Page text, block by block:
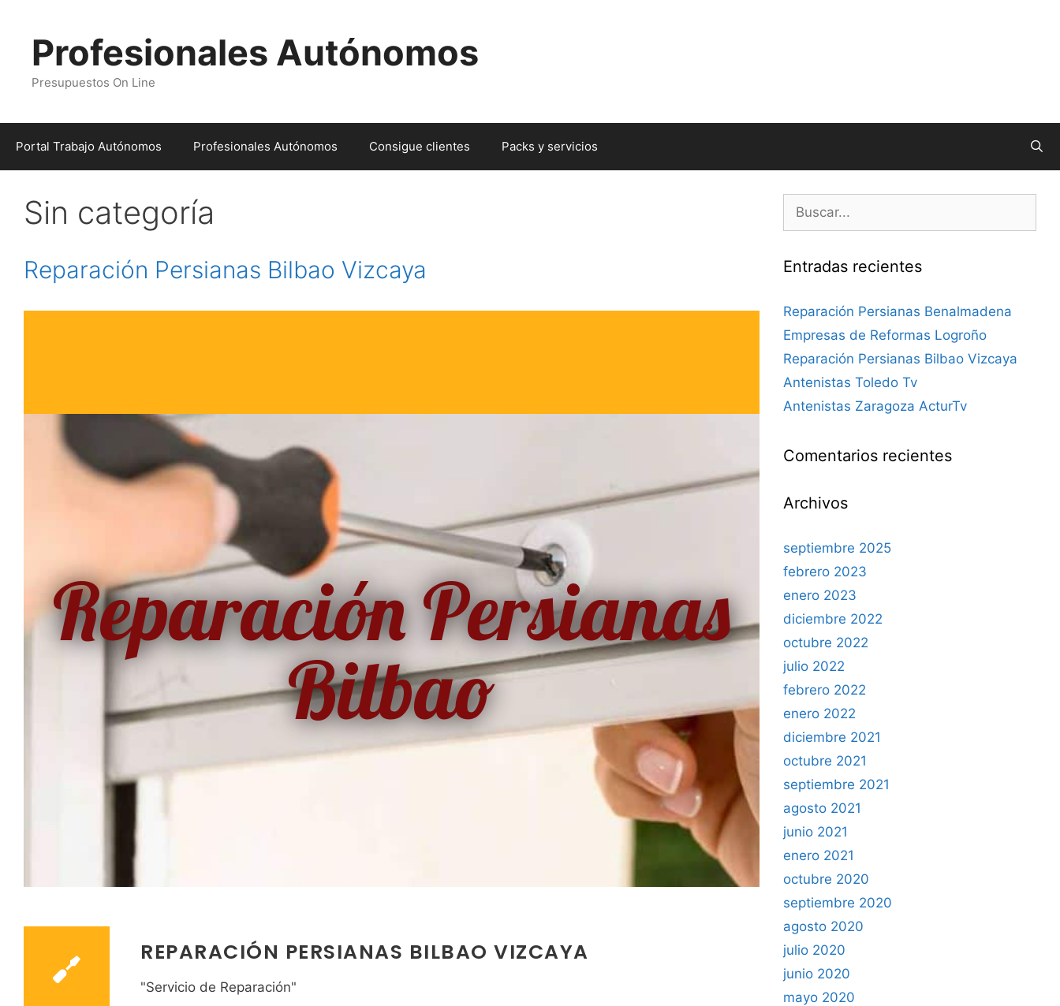
Profesionales Autónomos
Presupuestos On Line
Portal Trabajo Autónomos Profesionales Autónomos Consigue clientes Packs y servicios
Sin categoría
Reparación Persianas Bilbao Vizcaya
Reparación Persianas
Bilbao
REPARACIÓN PERSIANAS BILBAO VIZCAYA
"Servicio de Reparación"
Entradas recientes
Reparación Persianas Benalmadena
Empresas de Reformas Logroño
Reparación Persianas Bilbao Vizcaya
Antenistas Toledo Tv
Antenistas Zaragoza ActurTv
Comentarios recientes
Archivos
septiembre 2025
febrero 2023
enero 2023
diciembre 2022
octubre 2022
julio 2022
febrero 2022
enero 2022
diciembre 2021
octubre 2021
septiembre 2021
agosto 2021
junio 2021
enero 2021
octubre 2020
septiembre 2020
agosto 2020
julio 2020
junio 2020
mayo 2020